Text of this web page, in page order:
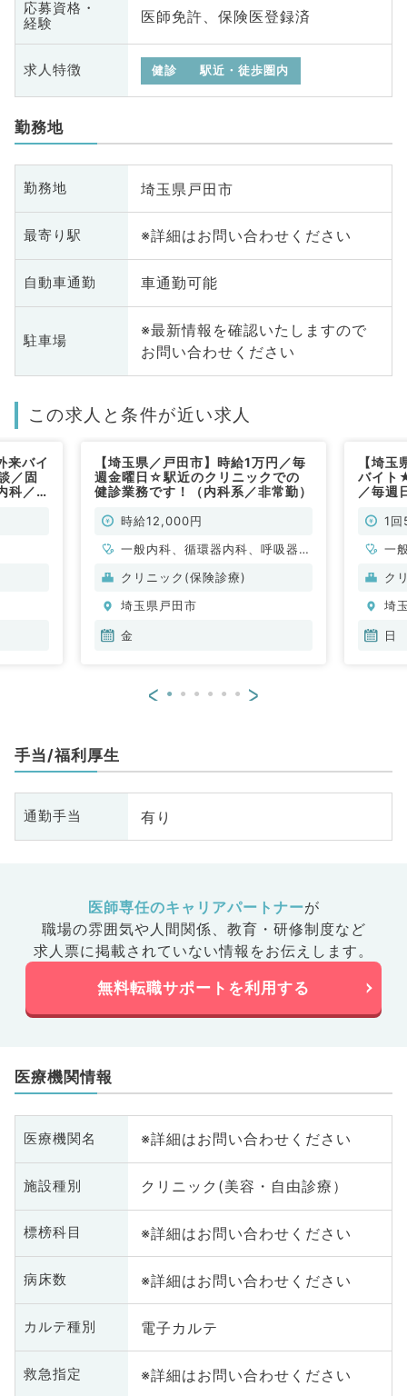
応募資格・
経験
医師免許、保険医登録済
求人特徴 健診 駅近・徒歩圏内
勤務地
勤務地 埼玉県戸田市
最寄り駅 ※詳細はお問い合わせください
自動車通勤 車通勤可能
駐車場
※最新情報を確認いたしますので
お問い合わせください
この求人と条件が近い求人
来バイ
／固
科／
【埼玉県／戸田市】時給1万円／毎
週金曜日☆駅近のクリニックでの
健診業務です！（内科系／非常勤）
時給12,000円
一般内科、循環器内科、呼吸器内
科、消化器内科、内分泌・代謝内
クリニック(保険診療)
埼玉県戸田市
金
【埼
バイト
／毎週
1
一
ク
埼
日
< >
手当/福利厚生
通勤手当 有り
医師専任のキャリアパートナーが
職場の雰囲気や人間関係、 教育・研修制度など
求人票に掲載されていない情報をお伝えします。
無料転職サポートを利用する
医療機関情報
医療機関名 ※詳細はお問い合わせください
施設種別 クリニック(美容・自由診療）
標榜科目 ※詳細はお問い合わせください
病床数 ※詳細はお問い合わせください
カルテ種別 電子カルテ
救急指定 ※詳細はお問い合わせください